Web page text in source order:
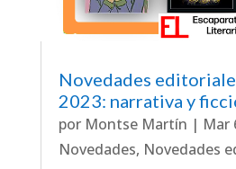
Novedades
2023: narrativa y
por Montse Martín | Mar
Novedades, Novedades